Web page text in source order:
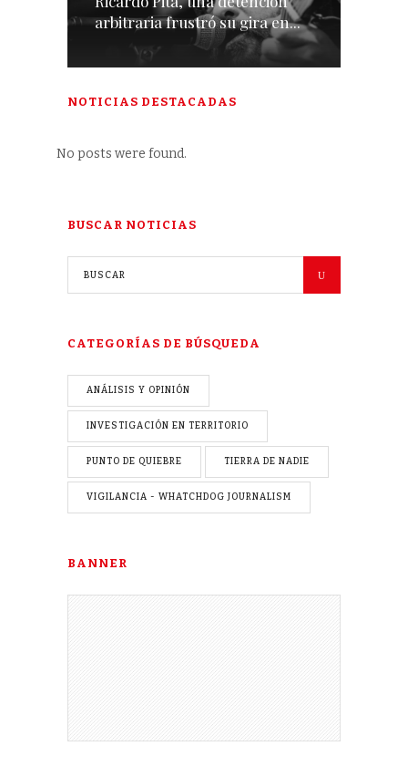
arbitraria frustró su gira en...
NOTICIAS DESTACADAS
No posts were found.
BUSCAR NOTICIAS
CATEGORÍAS DE BÚSQUEDA
ANÁLISIS Y OPINIÓN
INVESTIGACIÓN EN TERRITORIO
PUNTO DE QUIEBRE TIERRA DE NADIE
VIGILANCIA - WHATCHDOG JOURNALISM
BANNER